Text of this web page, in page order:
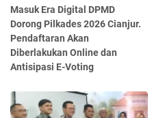
Masuk Era Digital DPMD
Dorong Pilkades 2026 Cianjur.
Pendaftaran Akan
Diberlakukan Online dan
Antisipasi E-Voting